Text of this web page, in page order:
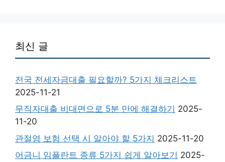
최신 글
전국 전세자금대출 필요할까? 5가지 체크리스트
2025-11-21
무직자대출 비대면으로 5분 만에 해결하기 2025-
11-20
관절염 보험 선택 시 알아야 할 5가지 2025-11-20
어금니 임플란트 종류 5가지 쉽게 알아보기 2025-